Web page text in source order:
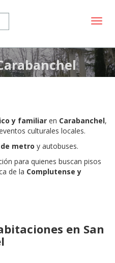
y familiar en Carabanchel,
culturales locales.
de metro y autobuses.
para quienes buscan pisos
de la Complutense y
en San